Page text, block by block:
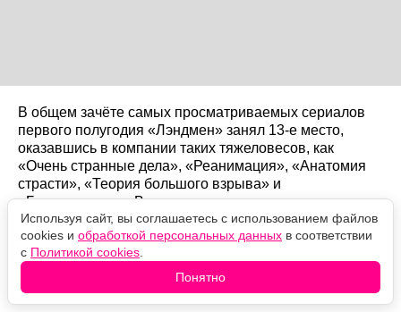
В общем зачёте самых просматриваемых сериалов
первого полугодия «Лэндмен» занял 13-е место,
оказавшись в компании таких тяжеловесов, как
«Очень странные дела», «Реанимация», «Анатомия
страсти», «Теория большого взрыва» и
«Бриджертоны». Все они выходят давно и накопили
гигантское число эпизодов. «Лэндмен» — самый
короткий сериал во всей двадцатке.
Всего 20 эпизодов и 12,4 миллиарда минут просмотра
за полгода.
Используя сайт, вы соглашаетесь с использованием файлов
cookies и обработкой персональных данных в соответствии
с Политикой cookies
Понятно